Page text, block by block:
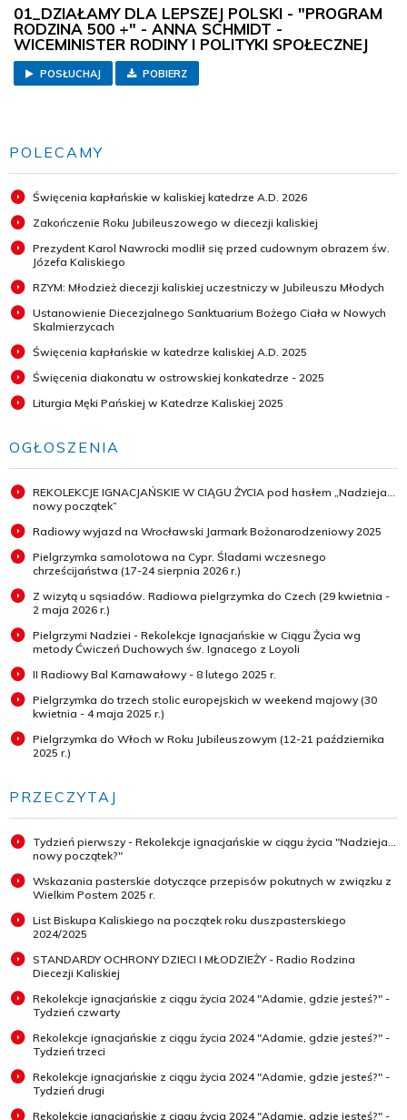
01_DZIAŁAMY DLA LEPSZEJ POLSKI - "PROGRAM
RODZINA 500 +" - ANNA SCHMIDT -
WICEMINISTER RODINY I POLITYKI SPOŁECZNEJ
POSŁUCHAJ POBIERZ
POLECAMY
Święcenia kapłańskie w kaliskiej katedrze A.D. 2026
Zakończenie Roku Jubileuszowego w diecezji kaliskiej
Prezydent Karol Nawrocki modlił się przed cudownym obrazem św.
Józefa Kaliskiego
RZYM: Młodzież diecezji kaliskiej uczestniczy w Jubileuszu Młodych
Ustanowienie Diecezjalnego Sanktuarium Bożego Ciała w Nowych
Skalmierzycach
Święcenia kapłańskie w katedrze kaliskiej A.D. 2025
Święcenia diakonatu w ostrowskiej konkatedrze - 2025
Liturgia Męki Pańskiej w Katedrze Kaliskiej 2025
OGŁOSZENIA
REKOLEKCJE IGNACJAŃSKIE W CIĄGU ŻYCIA pod hasłem „Nadzieja...
nowy początek”
Radiowy wyjazd na Wrocławski Jarmark Bożonarodzeniowy 2025
Pielgrzymka samolotowa na Cypr. Śladami wczesnego
chrześcijaństwa (17-24 sierpnia 2026 r.)
Z wizytą u sąsiadów. Radiowa pielgrzymka do Czech (29 kwietnia -
2 maja 2026 r.)
Pielgrzymi Nadziei - Rekolekcje Ignacjańskie w Ciągu Życia wg
metody Ćwiczeń Duchowych św. Ignacego z Loyoli
II Radiowy Bal Karnawałowy - 8 lutego 2025 r.
Pielgrzymka do trzech stolic europejskich w weekend majowy (30
kwietnia - 4 maja 2025 r.)
Pielgrzymka do Włoch w Roku Jubileuszowym (12-21 października
2025 r.)
PRZECZYTAJ
Tydzień pierwszy - Rekolekcje ignacjańskie w ciągu życia "Nadzieja...
nowy początek?"
Wskazania pasterskie dotyczące przepisów pokutnych w związku z
Wielkim Postem 2025 r.
List Biskupa Kaliskiego na początek roku duszpasterskiego
2024/2025
STANDARDY OCHRONY DZIECI I MŁODZIEŻY - Radio Rodzina
Diecezji Kaliskiej
Rekolekcje ignacjańskie z ciągu życia 2024 "Adamie, gdzie jesteś?" -
Tydzień czwarty
Rekolekcje ignacjańskie z ciągu życia 2024 "Adamie, gdzie jesteś?" -
Tydzień trzeci
Rekolekcje ignacjańskie z ciągu życia 2024 "Adamie, gdzie jesteś?" -
Tydzień drugi
Rekolekcje ignacjańskie z ciągu życia 2024 "Adamie, gdzie jesteś?" -